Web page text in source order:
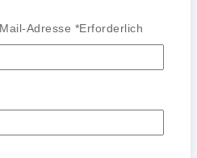
Adresse *Erforderlich